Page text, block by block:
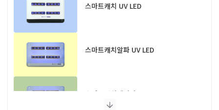
스마트캐치 UV LED
스마트캐치알파 UV LED
스마트캐치에디션 UV LED